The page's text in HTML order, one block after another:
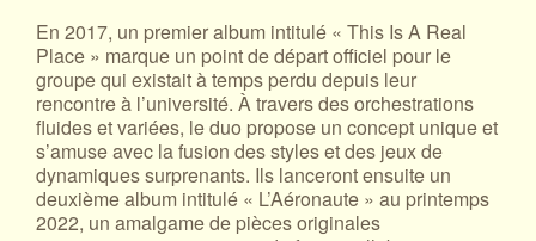
En 2017, un premier album intitulé « This Is A Real
Place » marque un point de départ officiel pour le
groupe qui existait à temps perdu depuis leur
rencontre à l’université. À travers des orchestrations
fluides et variées, le duo propose un concept unique et
s’amuse avec la fusion des styles et des jeux de
dynamiques surprenants. Ils lanceront ensuite un
deuxième album intitulé « L’Aéronaute » au printemps
2022, un amalgame de pièces originales